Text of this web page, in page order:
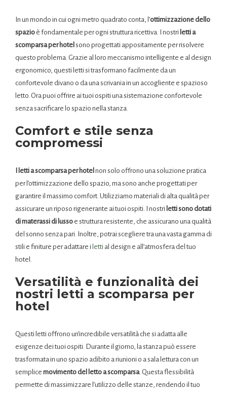
In un mondo in cui ogni metro quadrato conta, l’ottimizzazione dello
spazio è fondamentale per ogni struttura ricettiva. I nostri letti a
scomparsa per hotel sono progettati appositamente per risolvere
questo problema. Grazie al loro meccanismo intelligente e al design
ergonomico, questi letti si trasformano facilmente da un
confortevole divano o da una scrivania in un accogliente e spazioso
letto. Ora puoi offrire ai tuoi ospiti una sistemazione confortevole
senza sacrificare lo spazio nella stanza.
Comfort e stile senza
compromessi
I letti a scomparsa per hotel non solo offrono una soluzione pratica
per l’ottimizzazione dello spazio, ma sono anche progettati per
garantire il massimo comfort. Utilizziamo materiali di alta qualità per
assicurare un riposo rigenerante ai tuoi ospiti. I nostri letti sono dotati
di materassi di lusso e struttura resistente, che assicurano una qualità
del sonno senza pari. Inoltre, potrai scegliere tra una vasta gamma di
stili e finiture per adattare i letti al design e all’atmosfera del tuo
hotel.
Versatilità e funzionalità dei
nostri letti a scomparsa per
hotel
Questi letti offrono un’incredibile versatilità che si adatta alle
esigenze dei tuoi ospiti. Durante il giorno, la stanza può essere
trasformata in uno spazio adibito a riunioni o a sala lettura con un
semplice movimento del letto a scomparsa. Questa flessibilità
permette di massimizzare l’utilizzo delle stanze, rendendo il tuo